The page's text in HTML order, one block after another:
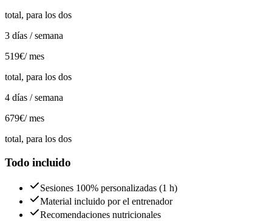
total, para los dos
3 días / semana
519€/ mes
total, para los dos
4 días / semana
679€/ mes
total, para los dos
Todo incluido
Sesiones 100% personalizadas (1 h)
Material incluido por el entrenador
Recomendaciones nutricionales